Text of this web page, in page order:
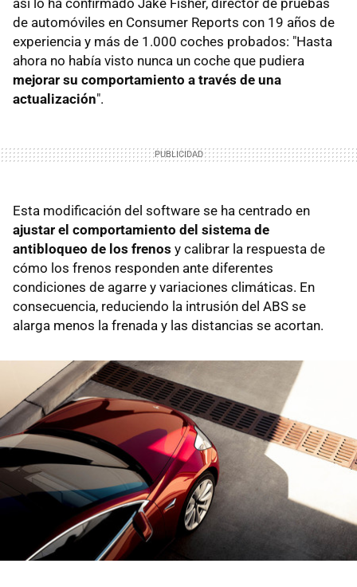
de automóviles en Consumer Reports con 19 años de
experiencia y más de 1.000 coches probados: "Hasta
ahora no había visto nunca un coche que pudiera
mejorar su comportamiento a través de una
actualización".
Esta modificación del software se ha centrado en
ajustar el comportamiento del sistema de
antibloqueo de los frenos y calibrar la respuesta de
cómo los frenos responden ante diferentes
condiciones de agarre y variaciones climáticas. En
consecuencia, reduciendo la intrusión del ABS se
alarga menos la frenada y las distancias se acortan.